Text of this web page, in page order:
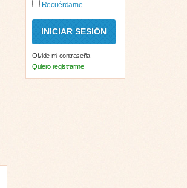
Recuérdame
Olvide mi contraseña
Quiero registrarme